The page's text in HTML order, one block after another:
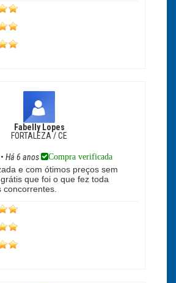
Fabelly Lopes
FORTALEZA / CE
• Há 6 anos Compra verificada
e com ótimos preços sem
que foi o que fez toda
concorrentes.